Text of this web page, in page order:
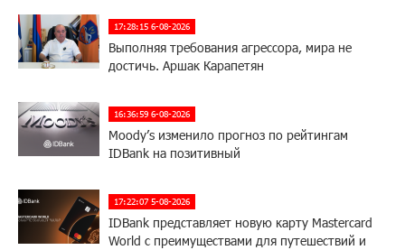
17:28:15 6-08-2026
Выполняя требования агрессора, мира не
достичь. Аршак Карапетян
16:36:59 6-08-2026
Moody’s изменило прогноз по рейтингам
IDBank на позитивный
17:22:07 5-08-2026
IDBank представляет новую карту Mastercard
World с преимуществами для путешествий и